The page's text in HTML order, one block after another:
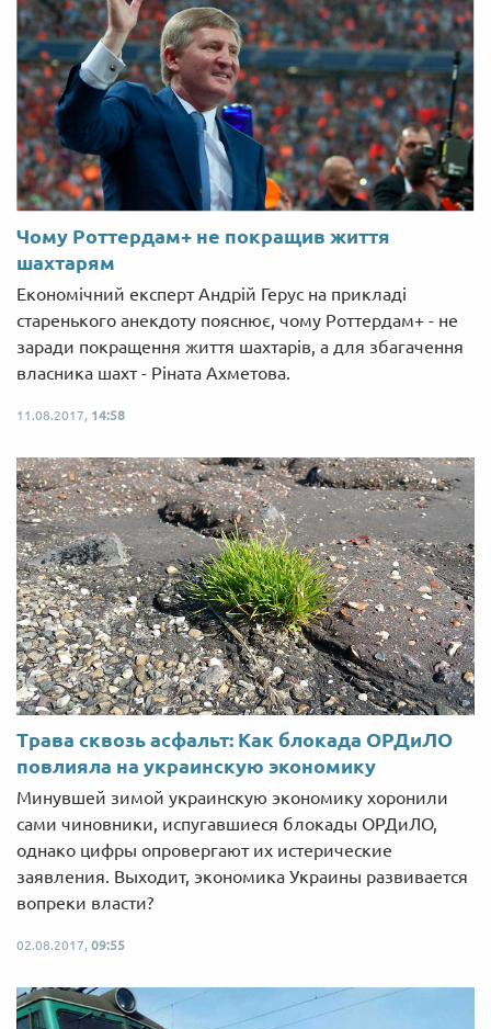
Чому Роттердам+ не покращив життя
шахтарям
Економічний експерт Андрій Герус на прикладі
старенького анекдоту пояснює, чому Роттердам+ - не
заради покращення життя шахтарів, а для збагачення
власника шахт - Ріната Ахметова.
11.08.2017, 14:58
Трава сквозь асфальт: Как блокада ОРДиЛО
повлияла на украинскую экономику
Минувшей зимой украинскую экономику хоронили
сами чиновники, испугавшиеся блокады ОРДиЛО,
однако цифры опровергают их истерические
заявления. Выходит, экономика Украины развивается
вопреки власти?
02.08.2017, 09:55